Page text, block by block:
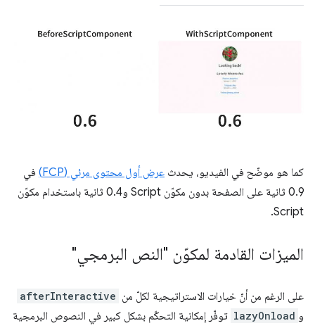
كما هو موضّح في الفيديو، يحدث عرض أول محتوى مرئي (FCP)
في
0.9 ثانية على الصفحة بدون مكوّن Script و0.4 ثانية باستخدام مكوّن
Script.
الميزات القادمة لمكوّن "النص البرمجي"
على الرغم من أنّ خيارات الاستراتيجية لكلّ من afterInteractive
و lazyOnload توفّر إمكانية التحكّم بشكل كبير في النصوص البرمجية